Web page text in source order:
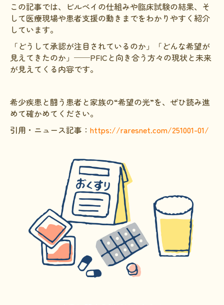
患者さんとご家族へのインタビュー
社会保障制度
難病研究班の情報発信
HAM研究班
移行期医療
難病患者さんの生活と治療に関する実態調査
この記事では、ビルベイの仕組みや臨床試験の結果、そ
して医療現場や患者支援の動きまでをわかりやすく紹介
しています。
「どうして承認が注目されているのか」「どんな希望が
見えてきたのか」──PFICと向き合う方々の現状と未来
が見えてくる内容です。
希少疾患と闘う患者と家族の“希望の光”を、ぜひ読み進
めて確かめてください。
引用・ニュース記事： https://raresnet.com/251001-01/